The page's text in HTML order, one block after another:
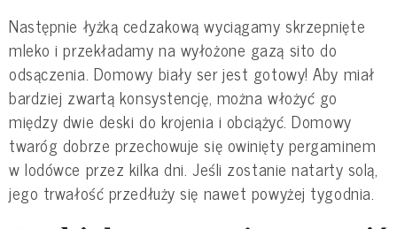
Następnie łyżką cedzakową wyciągamy skrzepnięte
mleko i przekładamy na wyłożone gazą sito do
odsączenia. Domowy biały ser jest gotowy! Aby miał
bardziej zwartą konsystencję, można włożyć go
między dwie deski do krojenia i obciążyć. Domowy
twaróg dobrze przechowuje się owinięty pergaminem
w lodówce przez kilka dni. Jeśli zostanie natarty solą,
jego trwałość przedłuży się nawet powyżej tygodnia.